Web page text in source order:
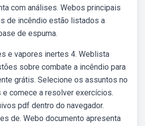
com análises. Webos principais
de incêndio estão listados a
de espuma.
e vapores inertes 4. Weblista
sobre combate a incêndio para
grátis. Selecione os assuntos no
comece a resolver exercícios.
pdf dentro do navegador.
de. Webo documento apresenta